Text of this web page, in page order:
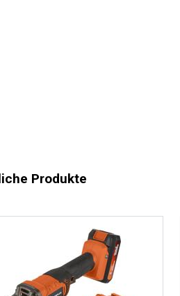
Produkte